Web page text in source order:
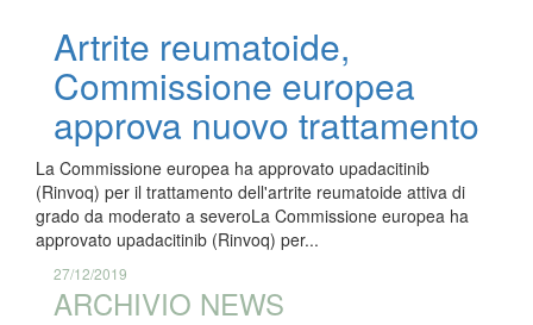
Artrite reumatoide,
Commissione europea
approva nuovo trattamento
La Commissione europea ha approvato upadacitinib
(Rinvoq) per il trattamento dell'artrite reumatoide attiva di
grado da moderato a severoLa Commissione europea ha
approvato upadacitinib (Rinvoq) per...
27/12/2019
ARCHIVIO NEWS